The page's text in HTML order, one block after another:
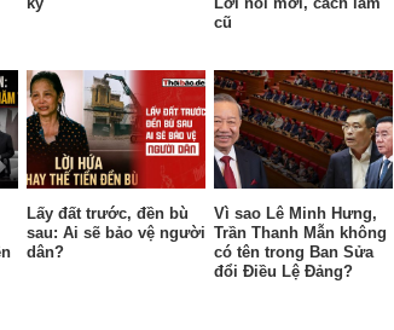
cũ
Lấy đất trước, đền bù
sau: Ai sẽ bảo vệ người
dân?
Vì sao Lê Minh Hưng,
Trần Thanh Mẫn không
có tên trong Ban Sửa
đổi Điều Lệ Đảng?